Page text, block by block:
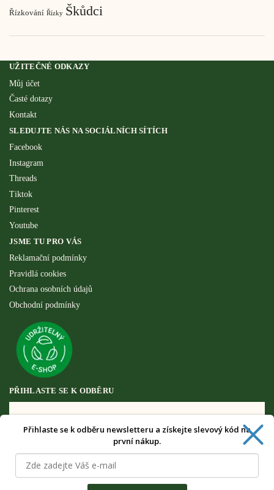
Řízkování Řízky Škůdci
UŽITEČNÉ ODKAZY
Můj účet
Časté dotazy
Kontakt
SLEDUJTE NÁS NA SOCIÁLNÍCH SÍTÍCH
Facebook
Instagram
Threads
Tiktok
Pinterest
Youtube
JSME TU PRO VÁS
Reklamační podmínky
Pravidlá cookies
Ochrana osobních údajů
Obchodní podmínky
PŘIHLASTE SE K ODBĚRU
Získejte speciální výhody pouze pro
odběratele newsletteru.
Přihlaste se k odběru newsletteru a získejte slevový kód na
první nákup.